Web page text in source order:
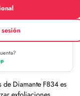
Diamante F834 es